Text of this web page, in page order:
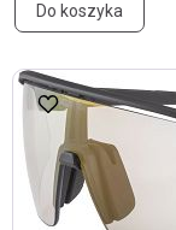
Do koszyka